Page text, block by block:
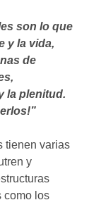
son lo que
y la vida,
de
la plenitud.
tienen varias
y
como los